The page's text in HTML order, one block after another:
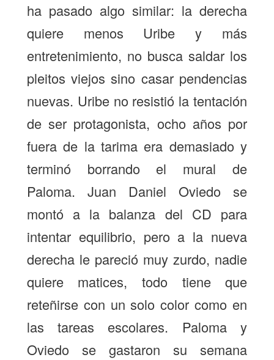
ha pasado algo similar: la derecha
quiere menos Uribe y más
entretenimiento, no busca saldar los
pleitos viejos sino casar pendencias
nuevas. Uribe no resistió la tentación
de ser protagonista, ocho años por
fuera de la tarima era demasiado y
terminó borrando el mural de
Paloma. Juan Daniel Oviedo se
montó a la balanza del CD para
intentar equilibrio, pero a la nueva
derecha le pareció muy zurdo, nadie
quiere matices, todo tiene que
reteñirse con un solo color como en
las tareas escolares. Paloma y
Oviedo se gastaron su semana